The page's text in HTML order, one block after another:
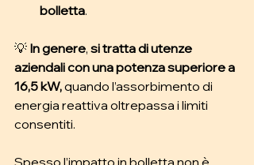
bolletta.
💡 In genere, si tratta di utenze
aziendali con una potenza superiore a
16,5 kW, quando l’assorbimento di
energia reattiva oltrepassa i limiti
consentiti.
Spesso l’impatto in bolletta non è